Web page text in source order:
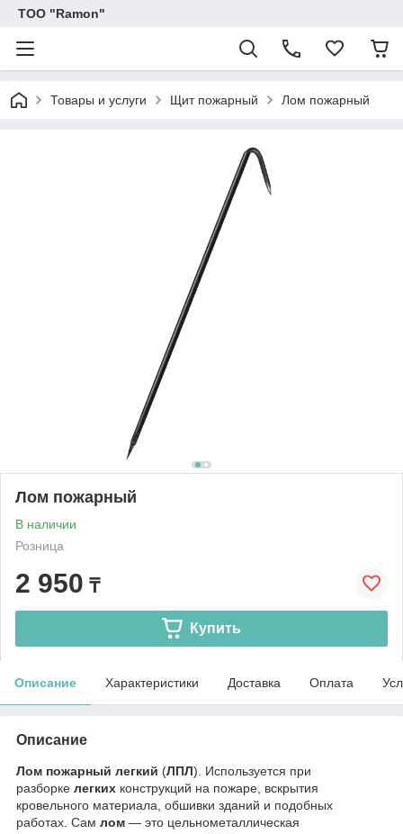
ТОО "Ramon"
Товары и услуги Щит пожарный Лом пожарный
Лом пожарный
В наличии
Розница
2 950 ₸
Купить
Описание Характеристики Доставка Оплата
Описание
Лом пожарный легкий (ЛПЛ). Используется при
разборке легких конструкций на пожаре, вскрытия
кровельного материала, обшивки зданий и подобных
работах. Сам лом — это цельнометаллическая